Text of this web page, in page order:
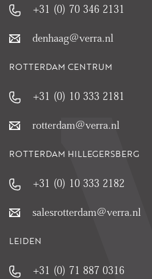
+31 (0) 70 346 2131
denhaag@verra.nl
ROTTERDAM CENTRUM
+31 (0) 10 333 2181
rotterdam@verra.nl
ROTTERDAM HILLEGERSBERG
+31 (0) 10 333 2182
salesrotterdam@verra.nl
LEIDEN
+31 (0) 71 887 0316